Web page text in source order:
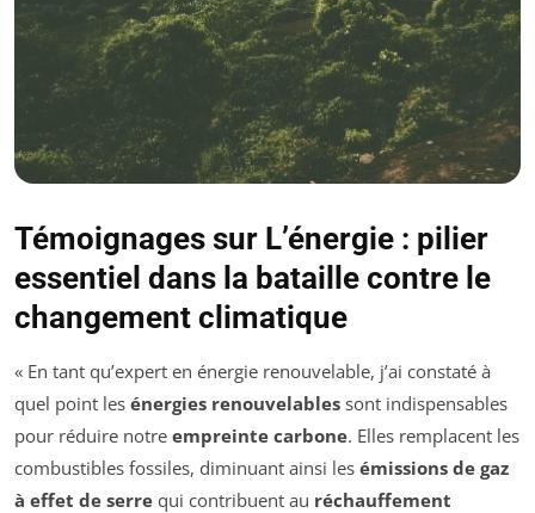
Témoignages sur L’énergie : pilier
essentiel dans la bataille contre le
changement climatique
« En tant qu’expert en énergie renouvelable, j’ai constaté à
quel point les énergies renouvelables sont indispensables
pour réduire notre empreinte carbone. Elles remplacent les
combustibles fossiles, diminuant ainsi les émissions de gaz
à effet de serre qui contribuent au réchauffement